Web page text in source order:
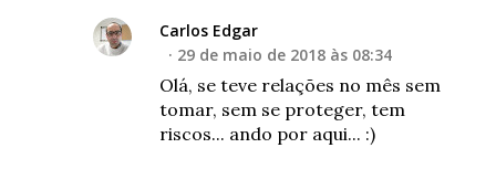
Carlos Edgar
29 de maio de 2018 às 08:34
Olá, se teve relações no mês sem
tomar, sem se proteger, tem
riscos... ando por aqui... :)